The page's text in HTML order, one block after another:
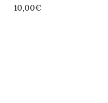
10,00€